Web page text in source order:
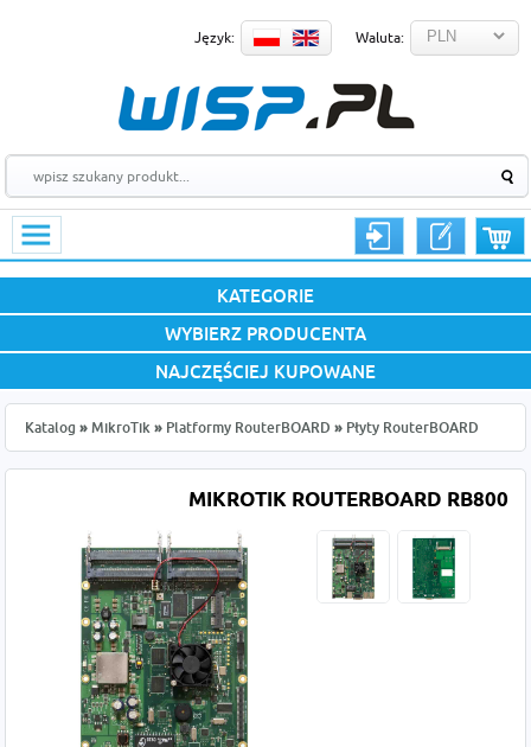
Język: Waluta:
KATEGORIE
WYBIERZ PRODUCENTA
NAJCZĘŚCIEJ KUPOWANE
Katalog » MikroTik » Platformy RouterBOARD » Płyty RouterBOARD
MIKROTIK ROUTERBOARD RB800